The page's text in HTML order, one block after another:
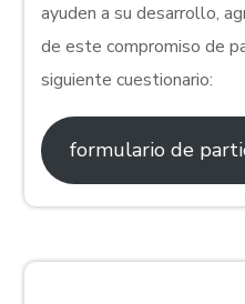
ayuden a su desarrollo,
de este compromiso de
siguiente cuestionario:
formulario de